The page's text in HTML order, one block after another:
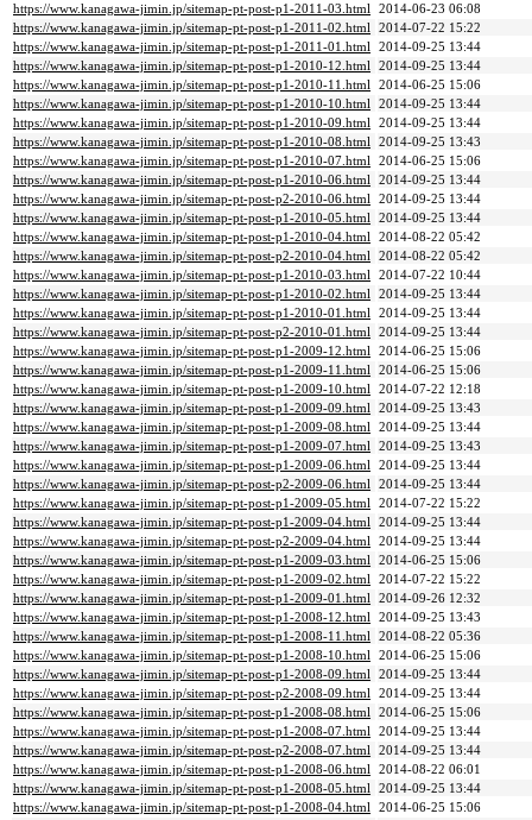
https://www.kanagawa-jimin.jp/sitemap-pt-post-p1-2011-03.html 2014-06-23 06:08
https://www.kanagawa-jimin.jp/sitemap-pt-post-p1-2011-02.html 2014-07-22 15:22
https://www.kanagawa-jimin.jp/sitemap-pt-post-p1-2011-01.html 2014-09-25 13:44
https://www.kanagawa-jimin.jp/sitemap-pt-post-p1-2010-12.html 2014-09-25 13:44
https://www.kanagawa-jimin.jp/sitemap-pt-post-p1-2010-11.html 2014-06-25 15:06
https://www.kanagawa-jimin.jp/sitemap-pt-post-p1-2010-10.html 2014-09-25 13:44
https://www.kanagawa-jimin.jp/sitemap-pt-post-p1-2010-09.html 2014-09-25 13:44
https://www.kanagawa-jimin.jp/sitemap-pt-post-p1-2010-08.html 2014-09-25 13:43
https://www.kanagawa-jimin.jp/sitemap-pt-post-p1-2010-07.html 2014-06-25 15:06
https://www.kanagawa-jimin.jp/sitemap-pt-post-p1-2010-06.html 2014-09-25 13:44
https://www.kanagawa-jimin.jp/sitemap-pt-post-p2-2010-06.html 2014-09-25 13:44
https://www.kanagawa-jimin.jp/sitemap-pt-post-p1-2010-05.html 2014-09-25 13:44
https://www.kanagawa-jimin.jp/sitemap-pt-post-p1-2010-04.html 2014-08-22 05:42
https://www.kanagawa-jimin.jp/sitemap-pt-post-p2-2010-04.html 2014-08-22 05:42
https://www.kanagawa-jimin.jp/sitemap-pt-post-p1-2010-03.html 2014-07-22 10:44
https://www.kanagawa-jimin.jp/sitemap-pt-post-p1-2010-02.html 2014-09-25 13:44
https://www.kanagawa-jimin.jp/sitemap-pt-post-p1-2010-01.html 2014-09-25 13:44
https://www.kanagawa-jimin.jp/sitemap-pt-post-p2-2010-01.html 2014-09-25 13:44
https://www.kanagawa-jimin.jp/sitemap-pt-post-p1-2009-12.html 2014-06-25 15:06
https://www.kanagawa-jimin.jp/sitemap-pt-post-p1-2009-11.html 2014-06-25 15:06
https://www.kanagawa-jimin.jp/sitemap-pt-post-p1-2009-10.html 2014-07-22 12:18
https://www.kanagawa-jimin.jp/sitemap-pt-post-p1-2009-09.html 2014-09-25 13:43
https://www.kanagawa-jimin.jp/sitemap-pt-post-p1-2009-08.html 2014-09-25 13:44
https://www.kanagawa-jimin.jp/sitemap-pt-post-p1-2009-07.html 2014-09-25 13:43
https://www.kanagawa-jimin.jp/sitemap-pt-post-p1-2009-06.html 2014-09-25 13:44
https://www.kanagawa-jimin.jp/sitemap-pt-post-p2-2009-06.html 2014-09-25 13:44
https://www.kanagawa-jimin.jp/sitemap-pt-post-p1-2009-05.html 2014-07-22 15:22
https://www.kanagawa-jimin.jp/sitemap-pt-post-p1-2009-04.html 2014-09-25 13:44
https://www.kanagawa-jimin.jp/sitemap-pt-post-p2-2009-04.html 2014-09-25 13:44
https://www.kanagawa-jimin.jp/sitemap-pt-post-p1-2009-03.html 2014-06-25 15:06
https://www.kanagawa-jimin.jp/sitemap-pt-post-p1-2009-02.html 2014-07-22 15:22
https://www.kanagawa-jimin.jp/sitemap-pt-post-p1-2009-01.html 2014-09-26 12:32
https://www.kanagawa-jimin.jp/sitemap-pt-post-p1-2008-12.html 2014-09-25 13:43
https://www.kanagawa-jimin.jp/sitemap-pt-post-p1-2008-11.html 2014-08-22 05:36
https://www.kanagawa-jimin.jp/sitemap-pt-post-p1-2008-10.html 2014-06-25 15:06
https://www.kanagawa-jimin.jp/sitemap-pt-post-p1-2008-09.html 2014-09-25 13:44
https://www.kanagawa-jimin.jp/sitemap-pt-post-p2-2008-09.html 2014-09-25 13:44
https://www.kanagawa-jimin.jp/sitemap-pt-post-p1-2008-08.html 2014-06-25 15:06
https://www.kanagawa-jimin.jp/sitemap-pt-post-p1-2008-07.html 2014-09-25 13:44
https://www.kanagawa-jimin.jp/sitemap-pt-post-p2-2008-07.html 2014-09-25 13:44
https://www.kanagawa-jimin.jp/sitemap-pt-post-p1-2008-06.html 2014-08-22 06:01
https://www.kanagawa-jimin.jp/sitemap-pt-post-p1-2008-05.html 2014-09-25 13:44
https://www.kanagawa-jimin.jp/sitemap-pt-post-p1-2008-04.html 2014-06-25 15:06